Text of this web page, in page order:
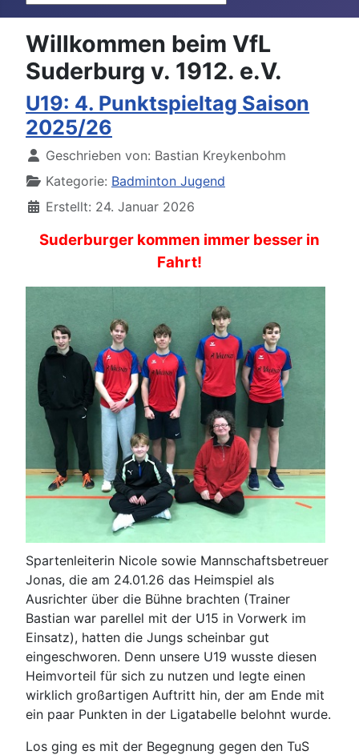
Willkommen beim VfL
Suderburg v. 1912. e.V.
U19: 4. Punktspieltag Saison
2025/26
DetailsGeschrieben von: Bastian Kreykenbohm
Kategorie: Badminton Jugend
Erstellt: 24. Januar 2026
Suderburger kommen immer besser in
Fahrt!
Spartenleiterin Nicole sowie Mannschaftsbetreuer
Jonas, die am 24.01.26 das Heimspiel als
Ausrichter über die Bühne brachten (Trainer
Bastian war parellel mit der U15 in Vorwerk im
Einsatz), hatten die Jungs scheinbar gut
eingeschworen. Denn unsere U19 wusste diesen
Heimvorteil für sich zu nutzen und legte einen
wirklich großartigen Auftritt hin, der am Ende mit
ein paar Punkten in der Ligatabelle belohnt wurde.
Los ging es mit der Begegnung gegen den TuS